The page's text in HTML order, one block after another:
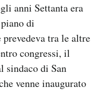
anni Settanta era
di
tra le altre
congressi, il
sindaco di San
venne inaugurato